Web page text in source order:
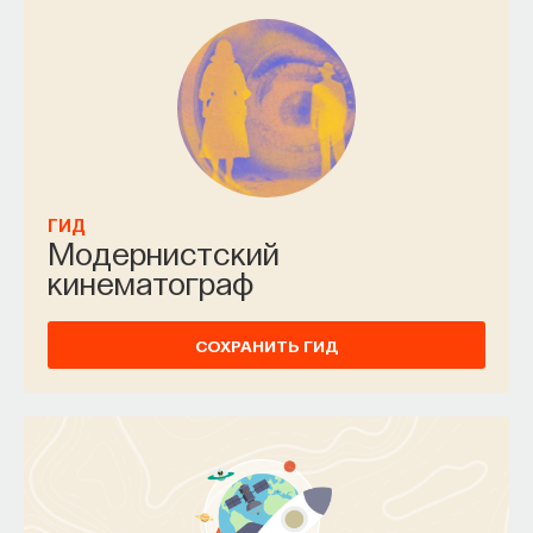
ГИД
Модернистский
кинематограф
СОХРАНИТЬ ГИД
из моих книг <…>. Мне было очень приятно
осознавать, что моя книжка оказывает именно
тот эффект, на который я рассчитывал, вдохновив
человека искусства, чьи произведения
становятся популярны во всем мире». В 1985
и 1986 годах на ранчо Лукаса состоялась серия
интервью ученого с тележурналистом Биллом
Мойерсом, в ходе которого Кэмпбелл
неоднократно комментировали сцены
интервью была выпущена видеокнига «Сила
для многих творческих людей Кэмпбелл
превратился в своего рода гуру. К его идеям